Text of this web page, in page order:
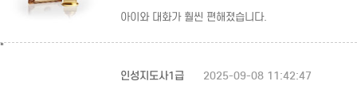
아이와 대화가 훨씬 편해졌습니다.
"
인성지도사1급 2025-09-08 11:42:47